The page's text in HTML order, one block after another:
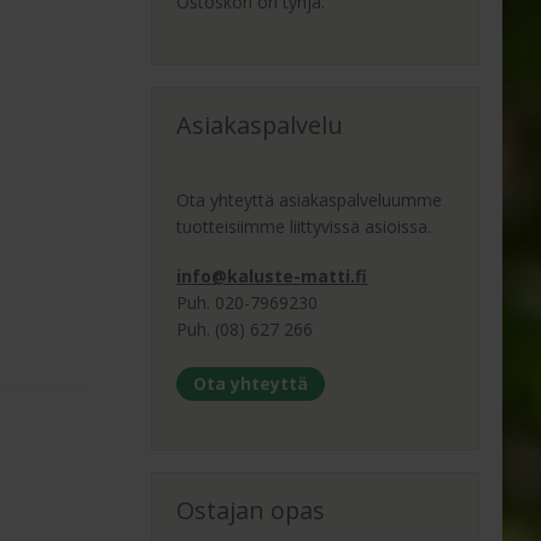
Asiakaspalvelu
Ota yhteyttä asiakaspalveluumme
tuotteisiimme liittyvissä asioissa.
info@kaluste-matti.fi
Puh. 020-7969230
Puh. (08) 627 266
Ota yhteyttä
Ostajan opas